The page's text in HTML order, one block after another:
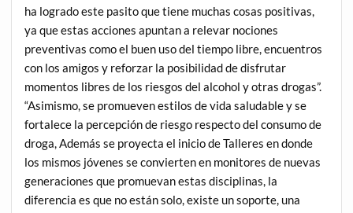
ha logrado este pasito que tiene muchas cosas positivas,
ya que estas acciones apuntan a relevar nociones
preventivas como el buen uso del tiempo libre, encuentros
con los amigos y reforzar la posibilidad de disfrutar
momentos libres de los riesgos del alcohol y otras drogas”.
“Asimismo, se promueven estilos de vida saludable y se
fortalece la percepción de riesgo respecto del consumo de
droga, Además se proyecta el inicio de Talleres en donde
los mismos jóvenes se convierten en monitores de nuevas
generaciones que promuevan estas disciplinas, la
diferencia es que no están solo, existe un soporte, una